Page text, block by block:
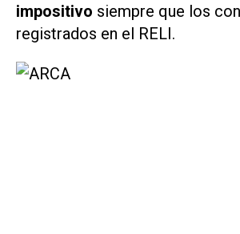
impositivo siempre que los
registrados en el RELI.